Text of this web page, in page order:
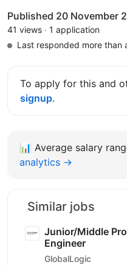
Published 20 November
41 views · 1 application
Last responded more than
To apply for this and
signup.
📊 Average salary
analytics →
Similar jobs
Junior/Middle
Engineer
GlobalLogic